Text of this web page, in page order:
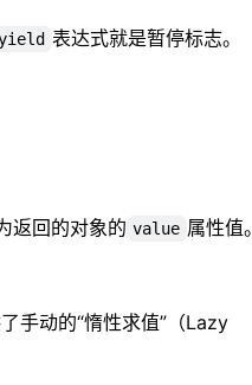
表达式就是暂停标志。
返回的对象的 value 属性值。
手动的“惰性求值”（Lazy